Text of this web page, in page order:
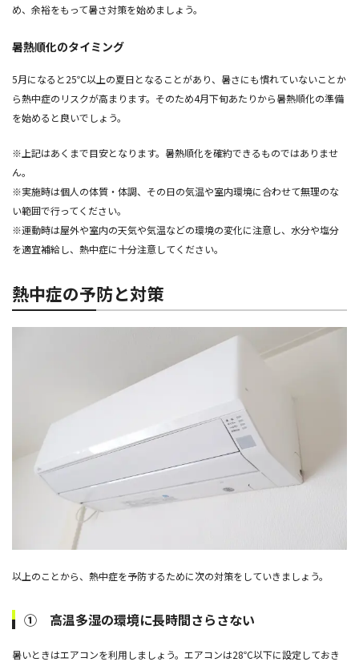
め、余裕をもって暑さ対策を始めましょう。
暑熱順化のタイミング
5月になると25℃以上の夏日となることがあり、暑さにも慣れていないことか
ら熱中症のリスクが高まります。そのため4月下旬あたりから暑熱順化の準備
を始めると良いでしょう。
※上記はあくまで目安となります。暑熱順化を確約できるものではありませ
ん。
※実施時は個人の体質・体調、その日の気温や室内環境に合わせて無理のな
い範囲で行ってください。
※運動時は屋外や室内の天気や気温などの環境の変化に注意し、水分や塩分
を適宜補給し、熱中症に十分注意してください。
熱中症の予防と対策
以上のことから、熱中症を予防するために次の対策をしていきましょう。
① 高温多湿の環境に長時間さらさない
暑いときはエアコンを利用しましょう。エアコンは28℃以下に設定しておき